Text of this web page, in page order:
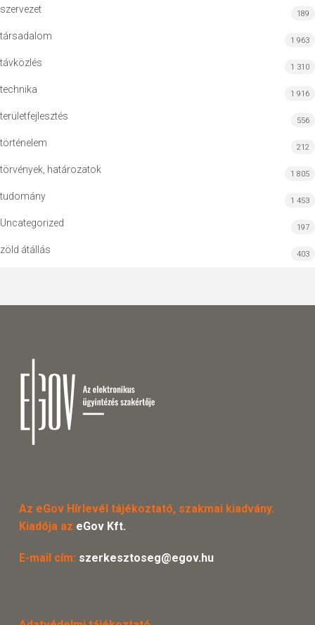
szervezet 189
társadalom 1 963
távközlés 1 310
technika 1 916
területfejlesztés 556
történelem 212
törvények, határozatok 1 805
tudomány 1 453
Uncategorized 197
zöld átállás 403
Az eGov Hírlevél tájékoztató, szakmai kiadvány.
Kiadója az eGov Kft.
E-mail cím: szerkesztoseg@egov.hu